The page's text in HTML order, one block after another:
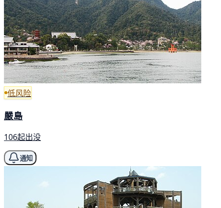
低风险
嚴島
106起出没
通知